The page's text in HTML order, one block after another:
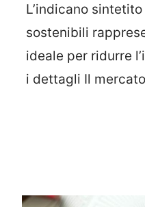
L’indicano
sostenibili
ideale per ridurre
i dettagli Il